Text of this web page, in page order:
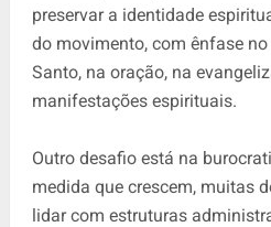
preservar a identidade
do movimento, com ênfase
Santo, na oração, na
manifestações espirituais.
Outro desafio está na
medida que crescem, muitas
lidar com estruturas